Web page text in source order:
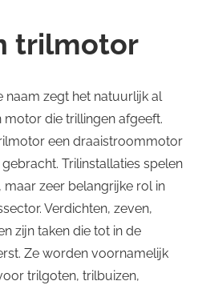
trilmotor
naam zegt het natuurlijk al
motor die trillingen afgeeft.
een draaistroommotor
Trilinstallaties spelen
zeer belangrijke rol in
Verdichten, zeven,
zijn taken die tot in de
Ze worden voornamelijk
trilgoten, trilbuizen,